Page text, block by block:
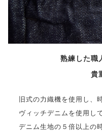
熟練した職
貴
旧式の力織機を使用し、
ヴィッチデニムを使用し
デニム生地の５倍以上の